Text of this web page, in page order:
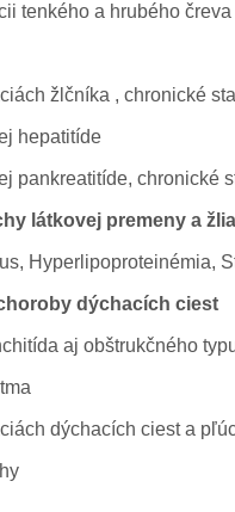
tenkého a hrubého čreva
žlčníka , chronické
hepatitíde
pankreatitíde, chronické
látkovej premeny a
Hyperlipoproteinémia,
dýchacích ciest
aj obštrukčného
dýchacích ciest a